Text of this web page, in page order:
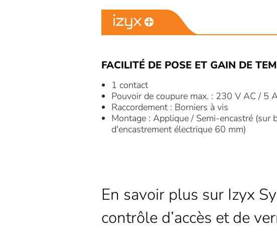
FACILITÉ DE POSE ET GAIN DE
1 contact
Pouvoir de coupure max. : 230 V AC / 5
Raccordement : Borniers à vis
Montage : Applique / Semi-encastré (sur
d'encastrement électrique 60 mm)
En savoir plus sur Izyx
contrôle d’accès et de